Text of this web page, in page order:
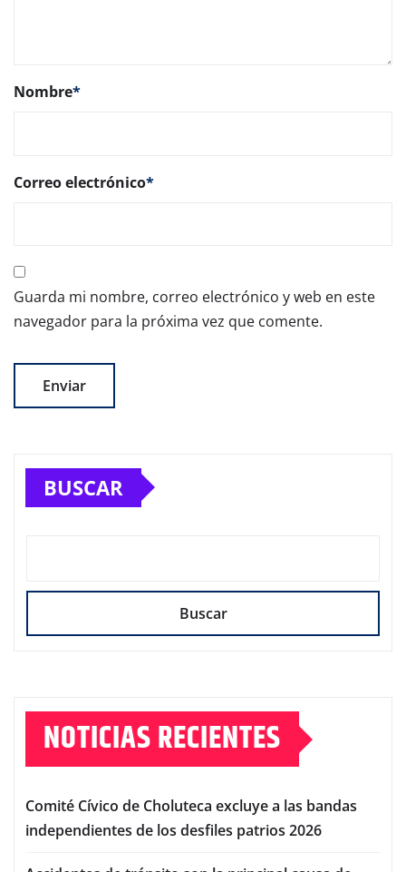
Nombre*
Correo electrónico*
Guarda mi nombre, correo electrónico y web en este
navegador para la próxima vez que comente.
BUSCAR
Buscar
NOTICIAS RECIENTES
Comité Cívico de Choluteca excluye a las bandas
independientes de los desfiles patrios 2026